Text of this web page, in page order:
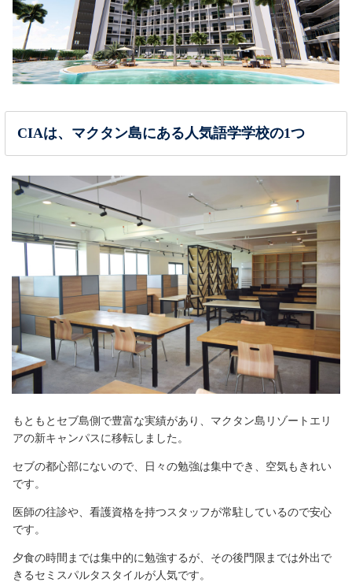
CIAは、マクタン島にある人気語学学校の1つ
もともとセブ島側で豊富な実績があり、マクタン島リゾートエリ
アの新キャンパスに移転しました。
セブの都心部にないので、日々の勉強は集中でき、空気もきれい
です。
医師の往診や、看護資格を持つスタッフが常駐しているので安心
です。
夕食の時間までは集中的に勉強するが、その後門限までは外出で
きるセミスパルタスタイルが人気です。